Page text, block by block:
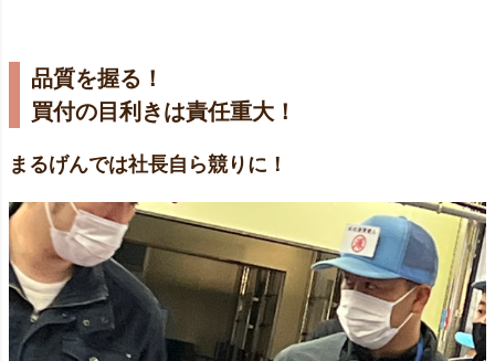
品質を握る！
買付の目利きは責任重大！
まるげんでは社長自ら競りに！